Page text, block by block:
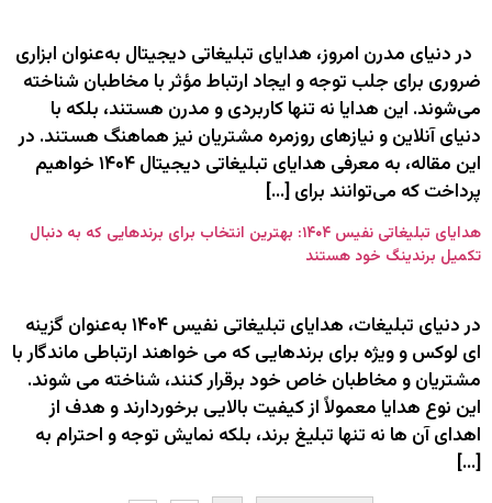
در دنیای مدرن امروز، هدایای تبلیغاتی دیجیتال به‌عنوان ابزاری
ضروری برای جلب توجه و ایجاد ارتباط مؤثر با مخاطبان شناخته
می‌شوند. این هدایا نه تنها کاربردی و مدرن هستند، بلکه با
دنیای آنلاین و نیازهای روزمره مشتریان نیز هماهنگ هستند. در
این مقاله، به معرفی هدایای تبلیغاتی دیجیتال ۱۴۰۴ خواهیم
پرداخت که می‌توانند برای […]
هدایای تبلیغاتی نفیس ۱۴۰۴: بهترین انتخاب برای برندهایی که به دنبال
تکمیل برندینگ خود هستند
در دنیای تبلیغات، هدایای تبلیغاتی نفیس ۱۴۰۴ به‌عنوان گزینه‌
ای لوکس و ویژه برای برندهایی که می‌ خواهند ارتباطی ماندگار با
مشتریان و مخاطبان خاص خود برقرار کنند، شناخته می‌ شوند.
این نوع هدایا معمولاً از کیفیت بالایی برخوردارند و هدف از
اهدای آن‌ ها نه تنها تبلیغ برند، بلکه نمایش توجه و احترام به
[…]